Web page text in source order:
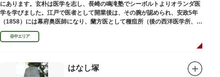
にあります。玄朴は医学を志し、長崎の鳴滝塾でシーボルトよりオランダ医
学を学びました。江戸で医者として開業後は、その腕が認められ、安政5年
（1858）には幕府奥医師になり、蘭方医として種痘所（後の西洋医学所、現
東京大学医学部）の開設などに尽力し、明治4年（1871）72歳で没しまし
た。谷中エリア
はなし塚